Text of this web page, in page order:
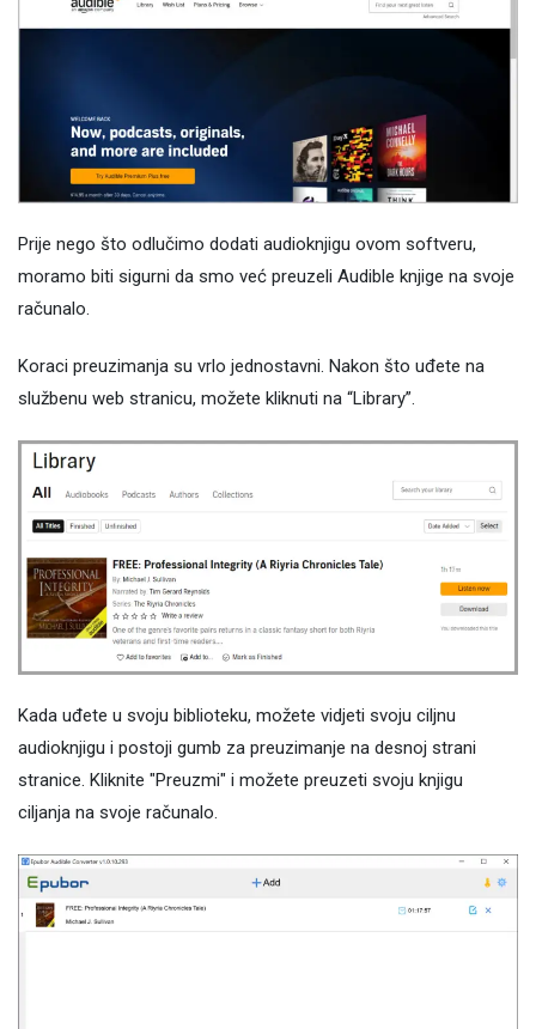
Prije nego što odlučimo dodati audioknjigu ovom softveru,
moramo biti sigurni da smo već preuzeli Audible knjige na svoje
računalo.
Koraci preuzimanja su vrlo jednostavni. Nakon što uđete na
službenu web stranicu, možete kliknuti na “Library”.
Kada uđete u svoju biblioteku, možete vidjeti svoju ciljnu
audioknjigu i postoji gumb za preuzimanje na desnoj strani
stranice. Kliknite "Preuzmi" i možete preuzeti svoju knjigu
ciljanja na svoje računalo.